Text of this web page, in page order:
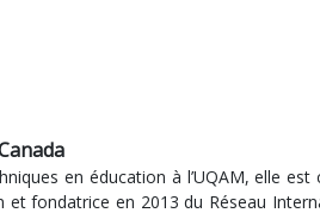
en éducation à l’UQAM, elle
fondatrice en 2013 du Réseau